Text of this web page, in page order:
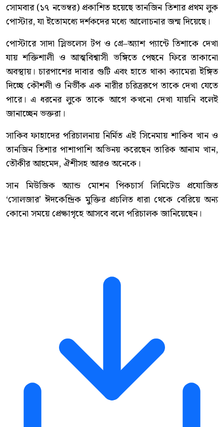
সোমবার (১৭ নভেম্বর) প্রকাশিত হয়েছে তানজিন তিশার প্রথম লুক
পোস্টার, যা ইতোমধ্যে দর্শকদের মধ্যে আলোচনার জন্ম দিয়েছে।
পোস্টারে সাদা স্লিভলেস টপ ও গ্রে–অ্যাশ প্যান্টে তিশাকে দেখা
যায় শক্তিশালী ও আত্মবিশ্বাসী ভঙ্গিতে পেছনে ফিরে তাকানো
অবস্থায়। চারপাশের দাবার গুটি এবং হাতে থাকা ক্যামেরা ইঙ্গিত
দিচ্ছে কৌশলী ও নির্ভীক এক নারীর চরিত্ররূপে তাকে দেখা যেতে
পারে। এ ধরনের লুকে তাকে আগে কখনো দেখা যায়নি বলেই
জানাচ্ছেন ভক্তরা।
সাকিব ফাহাদের পরিচালনায় নির্মিত এই সিনেমায় শাকিব খান ও
তানজিন তিশার পাশাপাশি অভিনয় করেছেন তারিক আনাম খান,
তৌকীর আহমেদ, ঐশীসহ আরও অনেকে।
সান মিউজিক অ্যান্ড মোশন পিকচার্স লিমিটেড প্রযোজিত
‘সোলজার’ ঈদকেন্দ্রিক মুক্তির প্রচলিত ধারা থেকে বেরিয়ে অন্য
কোনো সময়ে প্রেক্ষাগৃহে আসবে বলে পরিচালক জানিয়েছেন।